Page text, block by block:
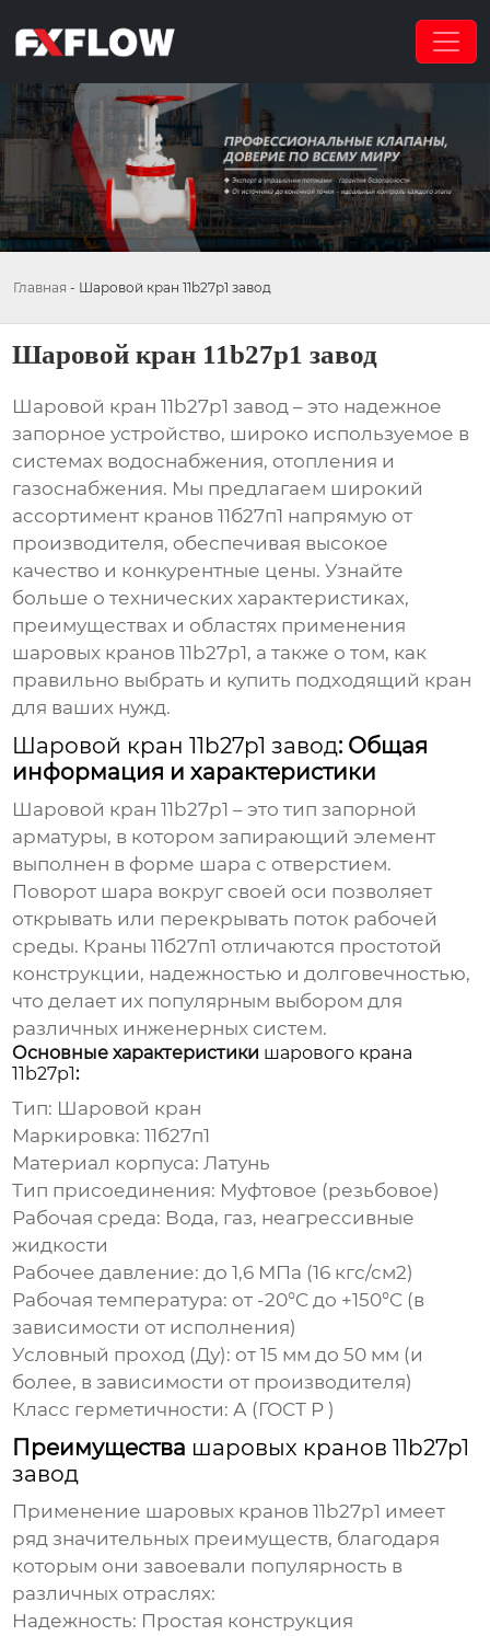
Главная - Шаровой кран 11b27p1 завод
Шаровой кран 11b27p1 завод
Шаровой кран 11b27p1 завод – это надежное
запорное устройство, широко используемое в
системах водоснабжения, отопления и
газоснабжения. Мы предлагаем широкий
ассортимент кранов 11б27п1 напрямую от
производителя, обеспечивая высокое
качество и конкурентные цены. Узнайте
больше о технических характеристиках,
преимуществах и областях применения
шаровых кранов 11b27p1, а также о том, как
правильно выбрать и купить подходящий кран
для ваших нужд.
Шаровой кран 11b27p1 завод: Общая
информация и характеристики
Шаровой кран 11b27p1 – это тип запорной
арматуры, в котором запирающий элемент
выполнен в форме шара с отверстием.
Поворот шара вокруг своей оси позволяет
открывать или перекрывать поток рабочей
среды. Краны 11б27п1 отличаются простотой
конструкции, надежностью и долговечностью,
что делает их популярным выбором для
различных инженерных систем.
Основные характеристики шарового крана
11b27p1 :
Тип: Шаровой кран
Маркировка: 11б27п1
Материал корпуса: Латунь
Тип присоединения: Муфтовое (резьбовое)
Рабочая среда: Вода, газ, неагрессивные
жидкости
Рабочее давление: до 1,6 МПа (16 кгс/см2)
Рабочая температура: от -20°C до +150°C (в
зависимости от исполнения)
Условный проход (Ду): от 15 мм до 50 мм (и
более, в зависимости от производителя)
Класс герметичности: А (ГОСТ Р )
Преимущества шаровых кранов 11b27p1
завод
Применение шаровых кранов 11b27p1 имеет
ряд значительных преимуществ, благодаря
которым они завоевали популярность в
различных отраслях:
Надежность: Простая конструкция